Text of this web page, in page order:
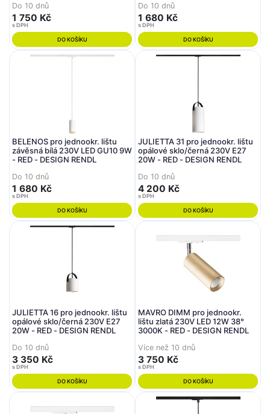
Do 10 dnů
1 750 Kč
s DPH
DO KOŠÍKU
Do 10 dnů
1 680 Kč
s DPH
DO KOŠÍKU
BELENOS pro jednookr. lištu
závěsná bílá 230V LED GU10 9W
- RED - DESIGN RENDL
Do 10 dnů
1 680 Kč
s DPH
DO KOŠÍKU
JULIETTA 31 pro jednookr. lištu
opálové sklo/černá 230V E27
20W - RED - DESIGN RENDL
Do 10 dnů
4 200 Kč
s DPH
DO KOŠÍKU
JULIETTA 16 pro jednookr. lištu
opálové sklo/černá 230V E27
20W - RED - DESIGN RENDL
Do 10 dnů
3 350 Kč
s DPH
DO KOŠÍKU
MAVRO DIMM pro jednookr.
lištu zlatá 230V LED 12W 38°
3000K - RED - DESIGN RENDL
Více než 10 dnů
3 750 Kč
s DPH
DO KOŠÍKU